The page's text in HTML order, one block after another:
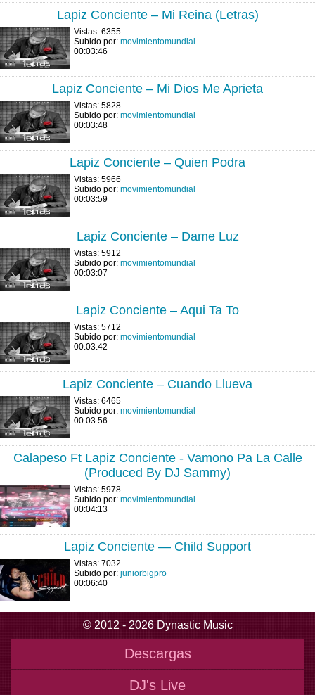
Lapiz Conciente – Mi Reina (Letras)
Vistas: 6355
Subido por: movimientomundial
00:03:46
Lapiz Conciente – Mi Dios Me Aprieta
Vistas: 5828
Subido por: movimientomundial
00:03:48
Lapiz Conciente – Quien Podra
Vistas: 5966
Subido por: movimientomundial
00:03:59
Lapiz Conciente – Dame Luz
Vistas: 5912
Subido por: movimientomundial
00:03:07
Lapiz Conciente – Aqui Ta To
Vistas: 5712
Subido por: movimientomundial
00:03:42
Lapiz Conciente – Cuando Llueva
Vistas: 6465
Subido por: movimientomundial
00:03:56
Calapeso Ft Lapiz Conciente - Vamono Pa La Calle
(Produced By DJ Sammy)
Vistas: 5978
Subido por: movimientomundial
00:04:13
Lapiz Conciente — Child Support
Vistas: 7032
Subido por: juniorbigpro
00:06:40
© 2012 - 2026 Dynastic Music
Descargas
DJ's Live